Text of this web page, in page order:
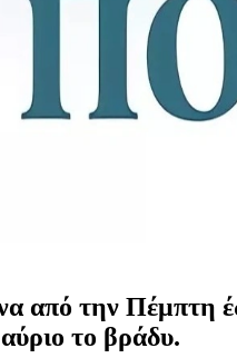
από την Πέμπτη
το βράδυ.